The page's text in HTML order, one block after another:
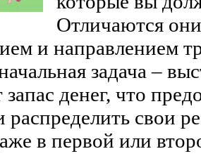
Отличаются
и направлением
задача –
денег, что
распределить свои
в первой или